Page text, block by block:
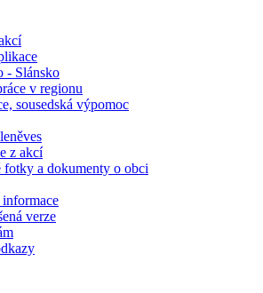
- Slánsko
v regionu
sousedská výpomoc
z akcí
fotky a dokumenty o obci
verze